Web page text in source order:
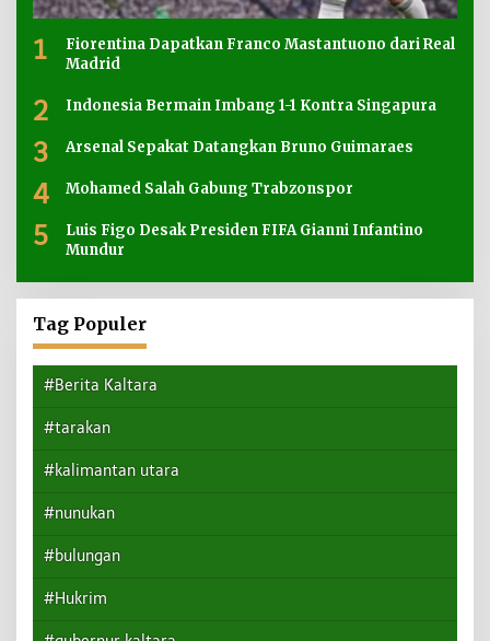
1
Fiorentina Dapatkan Franco Mastantuono dari Real
Madrid
2 Indonesia Bermain Imbang 1-1 Kontra Singapura
3 Arsenal Sepakat Datangkan Bruno Guimaraes
4 Mohamed Salah Gabung Trabzonspor
5
Luis Figo Desak Presiden FIFA Gianni Infantino
Mundur
Tag Populer
#Berita Kaltara
#tarakan
#kalimantan utara
#nunukan
#bulungan
#Hukrim